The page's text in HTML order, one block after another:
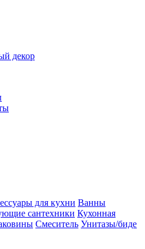
декор
для кухни Ванны
сантехники Кухонная
Смеситель Унитазы/биде